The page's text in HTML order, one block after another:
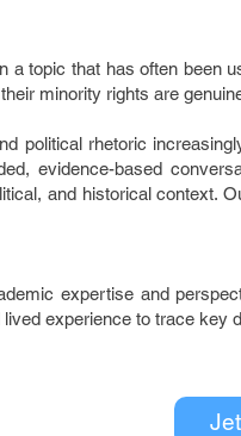
a topic that has often been
minority rights are
political rhetoric
evidence-based
and historical context.
expertise and
experience to trace